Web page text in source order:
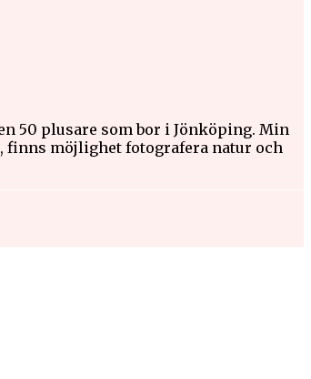
50 plusare som bor i Jönköping. Min
finns möjlighet fotografera natur och